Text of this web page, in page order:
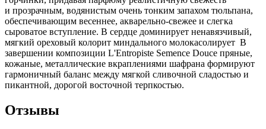
и прозрачным, водянистым очень тонким запахом тюльпана,
обеспечивающим весеннее, акварельно-свежее и слегка
сыроватое вступление. В сердце доминирует ненавязчивый,
мягкий ореховый колорит миндального молокасолирует В
завершении композиции L'Entropiste Semence Douce пряные,
кожаные, металлические вкраплениями шафрана формируют
гармоничный баланс между мягкой сливочной сладостью и
пикантной, дорогой восточной терпкостью.
Отзывы